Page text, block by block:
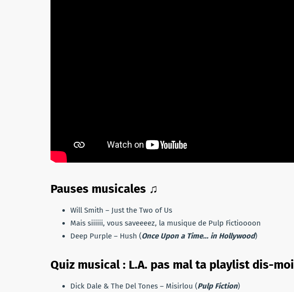
Pauses musicales ♫
Will Smith – Just the Two of Us
Mais siiiiii, vous saveeeez, la musique de Pulp Fictioooon
Deep Purple – Hush (Once Upon a Time… in Hollywood)
Quiz musical : L.A. pas mal ta playlist dis-moi
Dick Dale & The Del Tones – Misirlou (Pulp Fiction)